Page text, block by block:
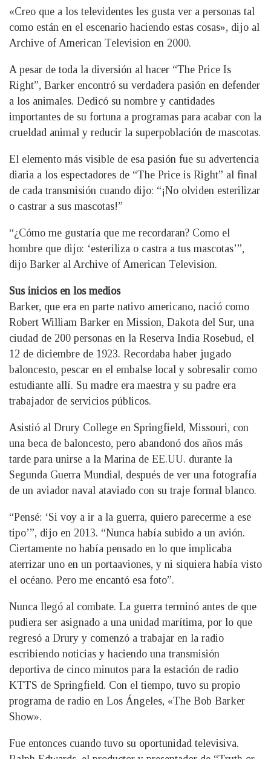
«Creo que a los televidentes les gusta ver a personas tal
como están en el escenario haciendo estas cosas», dijo al
Archive of American Television en 2000.
A pesar de toda la diversión al hacer “The Price Is
Right”, Barker encontró su verdadera pasión en defender
a los animales. Dedicó su nombre y cantidades
importantes de su fortuna a programas para acabar con la
crueldad animal y reducir la superpoblación de mascotas.
El elemento más visible de esa pasión fue su advertencia
diaria a los espectadores de “The Price is Right” al final
de cada transmisión cuando dijo: “¡No olviden esterilizar
o castrar a sus mascotas!”
“¿Cómo me gustaría que me recordaran? Como el
hombre que dijo: ‘esteriliza o castra a tus mascotas’”,
dijo Barker al Archive of American Television.
Sus inicios en los medios
Barker, que era en parte nativo americano, nació como
Robert William Barker en Mission, Dakota del Sur, una
ciudad de 200 personas en la Reserva India Rosebud, el
12 de diciembre de 1923. Recordaba haber jugado
baloncesto, pescar en el embalse local y sobresalir como
estudiante allí. Su madre era maestra y su padre era
trabajador de servicios públicos.
Asistió al Drury College en Springfield, Missouri, con
una beca de baloncesto, pero abandonó dos años más
tarde para unirse a la Marina de EE.UU. durante la
Segunda Guerra Mundial, después de ver una fotografía
de un aviador naval ataviado con su traje formal blanco.
“Pensé: ‘Si voy a ir a la guerra, quiero parecerme a ese
tipo’”, dijo en 2013. “Nunca había subido a un avión.
Ciertamente no había pensado en lo que implicaba
aterrizar uno en un portaaviones, y ni siquiera había visto
el océano. Pero me encantó esa foto”.
Nunca llegó al combate. La guerra terminó antes de que
pudiera ser asignado a una unidad marítima, por lo que
regresó a Drury y comenzó a trabajar en la radio
escribiendo noticias y haciendo una transmisión
deportiva de cinco minutos para la estación de radio
KTTS de Springfield. Con el tiempo, tuvo su propio
programa de radio en Los Ángeles, «The Bob Barker
Show».
Fue entonces cuando tuvo su oportunidad televisiva.